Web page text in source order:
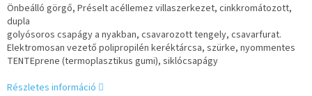
Önbeálló görgő, Préselt acéllemez villaszerkezet, cinkkromátozott,
dupla
golyósoros csapágy a nyakban, csavarozott tengely, csavarfurat.
Elektromosan vezető polipropilén keréktárcsa, szürke, nyommentes
TENTEprene (termoplasztikus gumi), siklócsapágy
Részletes információ